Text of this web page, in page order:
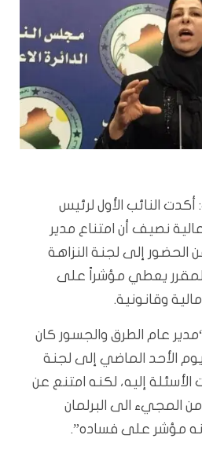
النائب الأول لرئيس
عالية نصيف أن امتناع مدير
الحضور إلى لجنة النزاهة
المقرر يعطي مؤشراً على
وقانونية.
عام الطرق والجسور كان
الأحد الماضي إلى لجنة
الأسئلة إليه، لكنه امتنع عن
المجيء الى البرلمان
مؤشر على فساده”.